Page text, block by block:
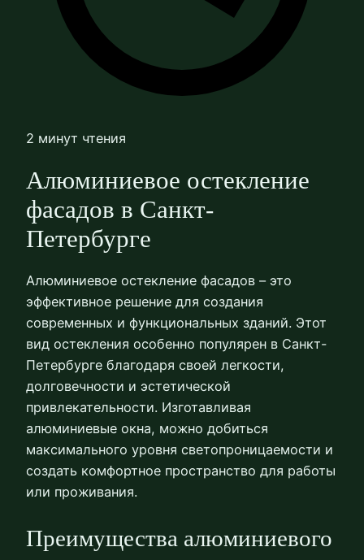
2 минут чтения
Алюминиевое остекление
фасадов в Санкт-
Петербурге
Алюминиевое остекление фасадов – это
эффективное решение для создания
современных и функциональных зданий. Этот
вид остекления особенно популярен в Санкт-
Петербурге благодаря своей легкости,
долговечности и эстетической
привлекательности. Изготавливая
алюминиевые окна, можно добиться
максимального уровня светопроницаемости и
создать комфортное пространство для работы
или проживания.
Преимущества алюминиевого